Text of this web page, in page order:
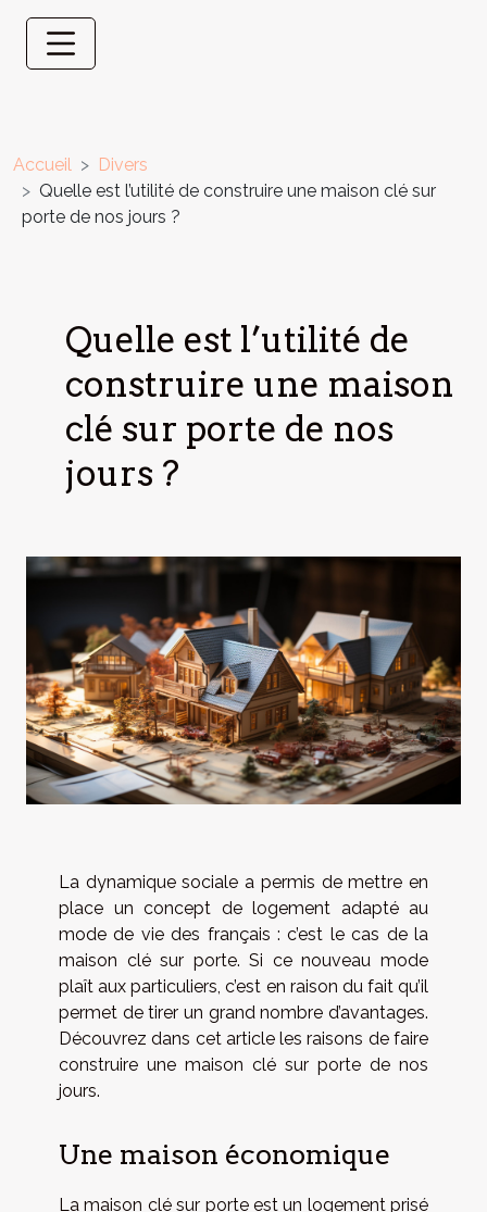
Accueil
Divers
Quelle est l’utilité de construire une maison clé sur
porte de nos jours ?
Quelle est l’utilité de
construire une maison
clé sur porte de nos
jours ?
La dynamique sociale a permis de mettre en
place un concept de logement adapté au
mode de vie des français : c’est le cas de la
maison clé sur porte. Si ce nouveau mode
plaît aux particuliers, c’est en raison du fait qu’il
permet de tirer un grand nombre d’avantages.
Découvrez dans cet article les raisons de faire
construire une maison clé sur porte de nos
jours.
Une maison économique
La maison clé sur porte est un logement prisé